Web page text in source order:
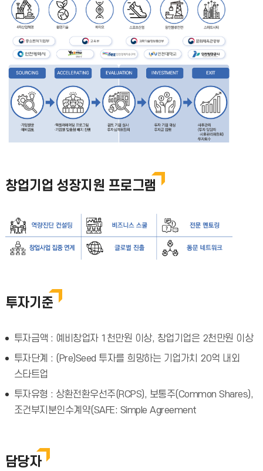
창업기업 성장지원 프로그램
투자기준
투자금액 : 예비창업자 1천만원 이상, 창업기업은 2천만원 이상
투자단계 : (Pre)Seed 투자를 희망하는 기업가치 20억 내외
스타트업
투자유형 : 상환전환우선주(RCPS), 보통주(Common Shares),
조건부지분인수계약(SAFE: Simple Agreement
담당자